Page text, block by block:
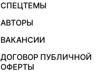
СПЕЦТЕМЫ
АВТОРЫ
ВАКАНСИИ
ДОГОВОР ПУБЛИЧНОЙ
ОФЕРТЫ